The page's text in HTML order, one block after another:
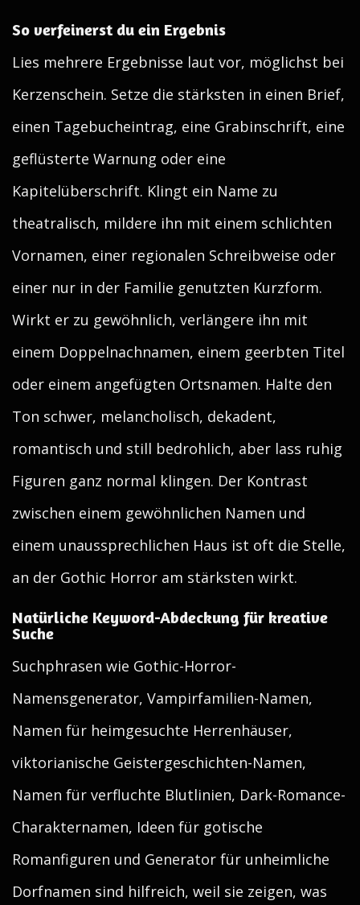
So verfeinerst du ein Ergebnis
Lies mehrere Ergebnisse laut vor, möglichst bei
Kerzenschein. Setze die stärksten in einen Brief,
einen Tagebucheintrag, eine Grabinschrift, eine
geflüsterte Warnung oder eine
Kapitelüberschrift. Klingt ein Name zu
theatralisch, mildere ihn mit einem schlichten
Vornamen, einer regionalen Schreibweise oder
einer nur in der Familie genutzten Kurzform.
Wirkt er zu gewöhnlich, verlängere ihn mit
einem Doppelnachnamen, einem geerbten Titel
oder einem angefügten Ortsnamen. Halte den
Ton schwer, melancholisch, dekadent,
romantisch und still bedrohlich, aber lass ruhig
Figuren ganz normal klingen. Der Kontrast
zwischen einem gewöhnlichen Namen und
einem unaussprechlichen Haus ist oft die Stelle,
an der Gothic Horror am stärksten wirkt.
Natürliche Keyword-Abdeckung für kreative
Suche
Suchphrasen wie Gothic-Horror-
Namensgenerator, Vampirfamilien-Namen,
Namen für heimgesuchte Herrenhäuser,
viktorianische Geistergeschichten-Namen,
Namen für verfluchte Blutlinien, Dark-Romance-
Charakternamen, Ideen für gotische
Romanfiguren und Generator für unheimliche
Dorfnamen sind hilfreich, weil sie zeigen, was